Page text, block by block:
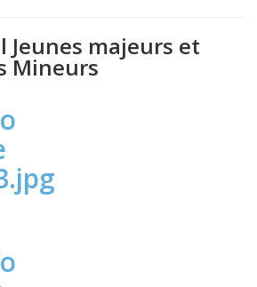
Jeunes majeurs et
Mineurs